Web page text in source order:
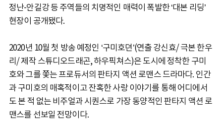
정난-안길강 등 주역들의 치명적인 매력이 폭발한 ‘대본 리딩’
현장이 공개됐다.
2020년 10월 첫 방송 예정인 ‘구미호뎐’(연출 강신효/ 극본 한우
리/ 제작 스튜디오드래곤, 하우픽쳐스)은 도시에 정착한 구미
호와 그를 쫓는 프로듀서의 판타지 액션 로맨스 드라마다. 인간
과 구미호의 매혹적이고 잔혹한 사랑 이야기를 통해 어디에서
도 본 적 없는 비주얼과 시퀀스로 가장 동양적인 판타지 액션 로
맨스를 선보일 전망이다.